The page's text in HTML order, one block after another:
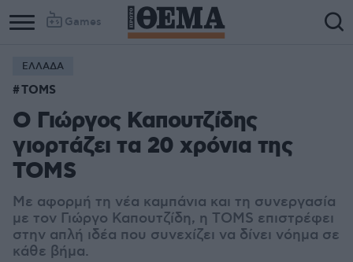
Games
ΕΛΛΑΔΑ
TOMS
Ο Γιώργος Καπουτζίδης
γιορτάζει τα 20 χρόνια της
TOMS
Με αφορμή τη νέα καμπάνια και τη συνεργασία
με τον Γιώργο Καπουτζίδη, η TOMS επιστρέφει
στην απλή ιδέα που συνεχίζει να δίνει νόημα σε
κάθε βήμα.